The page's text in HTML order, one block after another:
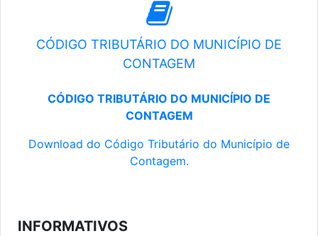
CÓDIGO TRIBUTÁRIO DO MUNICÍPIO DE
CONTAGEM
CÓDIGO TRIBUTÁRIO DO MUNICÍPIO DE
CONTAGEM
Download do Código Tributário do Município de
Contagem.
INFORMATIVOS